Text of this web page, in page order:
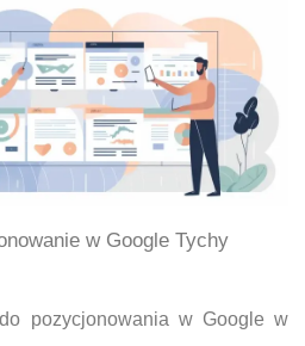
w Google Tychy
pozycjonowania w Google w